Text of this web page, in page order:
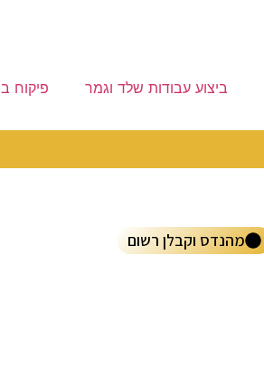
ביצוע עבודות שלד וגמר פיקוח
מהנדס וקבלן רשום